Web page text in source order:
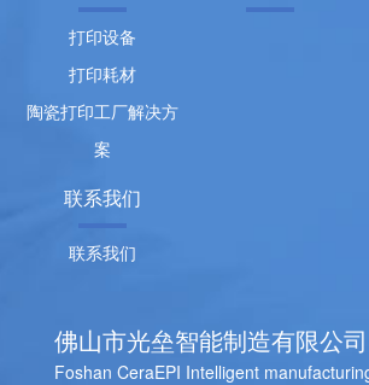
打印设备
打印耗材
陶瓷打印工厂解决方
案
联系我们
联系我们
佛山市光垒智能制造有限公司
Foshan CeraEPI Intelligent